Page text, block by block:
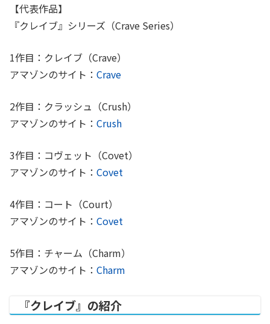
【代表作品】
『クレイブ』シリーズ（Crave Series）
1作目：クレイブ（Crave）
アマゾンのサイト： Crave
2作目：クラッシュ（Crush）
アマゾンのサイト： Crush
3作目：コヴェット（Covet）
アマゾンのサイト： Covet
4作目：コート（Court）
アマゾンのサイト： Covet
5作目：チャーム（Charm）
アマゾンのサイト： Charm
『クレイブ』の紹介